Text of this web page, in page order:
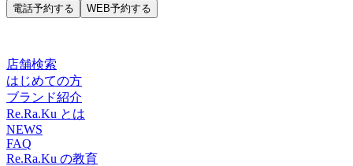
電話予約する WEB予約する
店舗検索
はじめての方
ブランド紹介
Re.Ra.Ku とは
NEWS
FAQ
Re.Ra.Ku の教育